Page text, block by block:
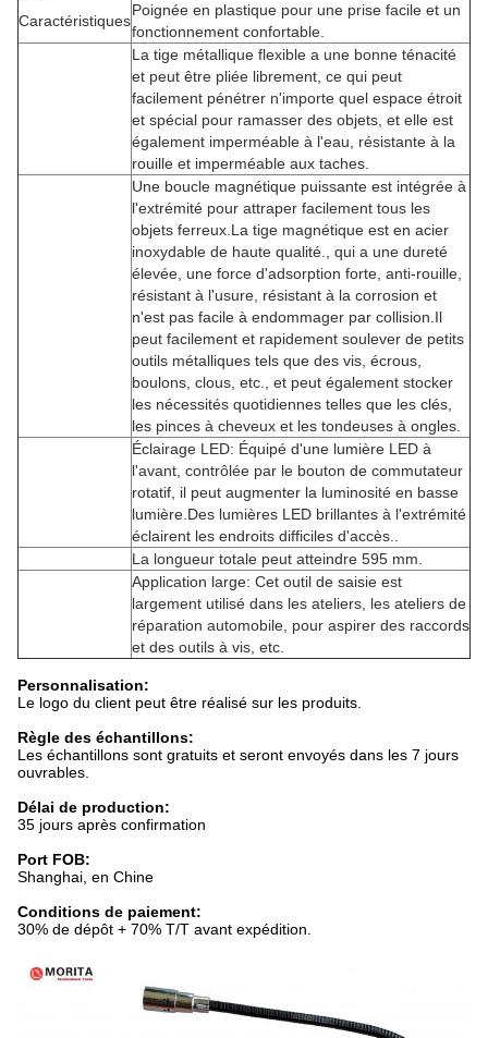
Caractéristiques
Poignée en plastique pour une prise facile et un
fonctionnement confortable.
La tige métallique flexible a une bonne ténacité
et peut être pliée librement, ce qui peut
facilement pénétrer n'importe quel espace étroit
et spécial pour ramasser des objets, et elle est
également imperméable à l'eau, résistante à la
rouille et imperméable aux taches.
Une boucle magnétique puissante est intégrée à
l'extrémité pour attraper facilement tous les
objets ferreux.La tige magnétique est en acier
inoxydable de haute qualité., qui a une dureté
élevée, une force d'adsorption forte, anti-rouille,
résistant à l'usure, résistant à la corrosion et
n'est pas facile à endommager par collision.Il
peut facilement et rapidement soulever de petits
outils métalliques tels que des vis, écrous,
boulons, clous, etc., et peut également stocker
les nécessités quotidiennes telles que les clés,
les pinces à cheveux et les tondeuses à ongles.
Éclairage LED: Équipé d'une lumière LED à
l'avant, contrôlée par le bouton de commutateur
rotatif, il peut augmenter la luminosité en basse
lumière.Des lumières LED brillantes à l'extrémité
éclairent les endroits difficiles d'accès..
La longueur totale peut atteindre 595 mm.
Application large: Cet outil de saisie est
largement utilisé dans les ateliers, les ateliers de
réparation automobile, pour aspirer des raccords
et des outils à vis, etc.
Personnalisation:
Le logo du client peut être réalisé sur les produits.
Règle des échantillons:
Les échantillons sont gratuits et seront envoyés dans les 7 jours
ouvrables.
Délai de production:
35 jours après confirmation
Port FOB:
Shanghai, en Chine
Conditions de paiement:
30% de dépôt + 70% T/T avant expédition.